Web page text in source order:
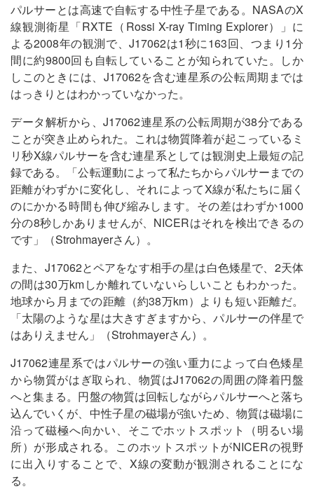
パルサーとは高速で自転する中性子星である。NASAのX
線観測衛星「RXTE（Rossi X-ray Timing Explorer）」に
よる2008年の観測で、J17062は1秒に163回、つまり1分
間に約9800回も自転していることが知られていた。しか
しこのときには、J17062を含む連星系の公転周期までは
はっきりとはわかっていなかった。
データ解析から、J17062連星系の公転周期が38分である
ことが突き止められた。これは物質降着が起こっているミ
リ秒X線パルサーを含む連星系としては観測史上最短の記
録である。「公転運動によって私たちからパルサーまでの
距離がわずかに変化し、それによってX線が私たちに届く
のにかかる時間も伸び縮みします。その差はわずか1000
分の8秒しかありませんが、NICERはそれを検出できるの
です」（Strohmayerさん）。
また、J17062とペアをなす相手の星は白色矮星で、2天体
の間は30万kmしか離れていないらしいこともわかった。
地球から月までの距離（約38万km）よりも短い距離だ。
「太陽のような星は大きすぎますから、パルサーの伴星で
はありえません」（Strohmayerさん）。
J17062連星系ではパルサーの強い重力によって白色矮星
から物質がはぎ取られ、物質はJ17062の周囲の降着円盤
へと集まる。円盤の物質は回転しながらパルサーへと落ち
込んでいくが、中性子星の磁場が強いため、物質は磁場に
沿って磁極へ向かい、そこでホットスポット（明るい場
所）が形成される。このホットスポットがNICERの視野
に出入りすることで、X線の変動が観測されることにな
る。